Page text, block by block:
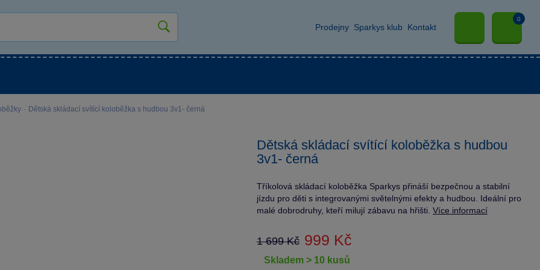
Prodejny Sparkys klub Kontakt
0
· Dětská skládací svítící koloběžka s hudbou 3v1- černá
Dětská skládací svítící koloběžka s hudbou
3v1- černá
Tříkolová skládací koloběžka Sparkys přináší bezpečnou a stabilní
jízdu pro děti s integrovanými světelnými efekty a hudbou. Ideální pro
malé dobrodruhy, kteří milují zábavu na hřišti. Více informací
1 699 Kč 999 Kč
skladem > 10 kusů